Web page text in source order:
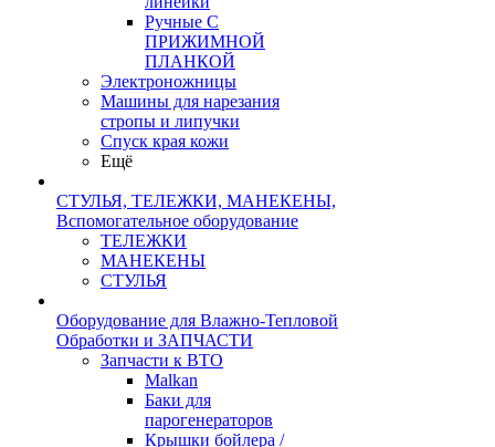
Ручные С
ПРИЖИМНОЙ
ПЛАНКОЙ
Электроножницы
Машины для нарезания
стропы и липучки
Спуск края кожи
Ещё
СТУЛЬЯ, ТЕЛЕЖКИ, МАНЕКЕНЫ,
Вспомогательное оборудование
ТЕЛЕЖКИ
МАНЕКЕНЫ
СТУЛЬЯ
Оборудование для Влажно-Тепловой
Обработки и ЗАПЧАСТИ
Запчасти к ВТО
Malkan
Баки для
парогенераторов
Крышки бойлера /